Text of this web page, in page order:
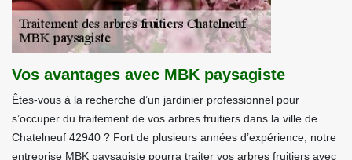
Vos avantages avec MBK paysagiste
Êtes-vous à la recherche d’un jardinier professionnel pour
s’occuper du traitement de vos arbres fruitiers dans la ville de
Chatelneuf 42940 ? Fort de plusieurs années d’expérience, notre
entreprise MBK paysagiste pourra traiter vos arbres fruitiers avec